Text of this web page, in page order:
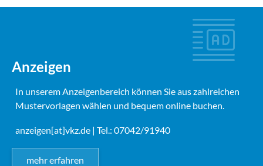
Anzeigen
In unserem Anzeigenbereich können Sie aus zahlreichen
Mustervorlagen wählen und bequem online buchen.
anzeigen[at]vkz.de | Tel.: 07042/91940
mehr erfahren